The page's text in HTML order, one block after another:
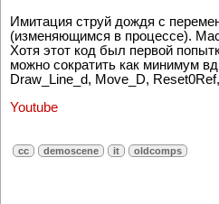
Имитация струй дождя с
(изменяющимся в процессе).
Хотя этот код был первой
можно сократить как минимум
Draw_Line_d, Move_D,